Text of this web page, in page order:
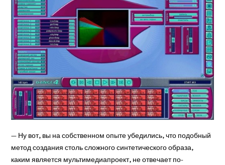
— Ну вот, вы на собственном опыте убедились, что подоб­ный
метод создания столь сложного синтетического об­раза,
каким является мульти­медиапроект, не отвечает по­